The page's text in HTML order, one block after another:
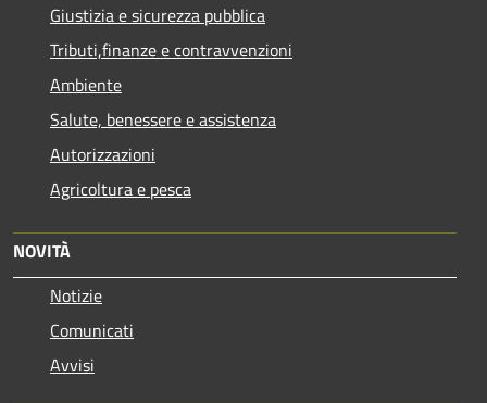
Giustizia e sicurezza pubblica
Tributi,finanze e contravvenzioni
Ambiente
Salute, benessere e assistenza
Autorizzazioni
Agricoltura e pesca
NOVITÀ
Notizie
Comunicati
Avvisi